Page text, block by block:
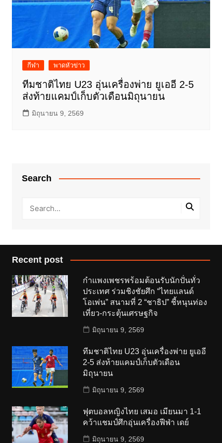
กีฬา พาดหัวข่าว
ทีมชาติไทย U23 อุ่นเครื่องพ่าย ยูเออี 2-5
ส่งท้ายแคมป์เก็บตัวเดือนมิถุนายน
มิถุนายน 9, 2569
Search
Recent post
กำแพงเพชรพร้อมต้อนรับนักปั่นทั่ว
ประเทศ ร่วมชิงชัยศึก “ไทยแลนด์
โอเพ่น” สนามที่ 2 “ชาธิป” ชี้หนุนท่อง
เที่ยว-กระตุ้นเศรษฐกิจ
มิถุนายน 9, 2569
ทีมชาติไทย U23 อุ่นเครื่องพ่าย ยูเออี
2-5 ส่งท้ายแคมป์เก็บตัวเดือน
มิถุนายน
มิถุนายน 9, 2569
ฟุตบอลหญิงไทย เสมอ เมียนมา 1-1
คว้าแชมป์ศึกอุ่นเครื่องฟีฟ่า เดย์
มิถุนายน 9, 2569